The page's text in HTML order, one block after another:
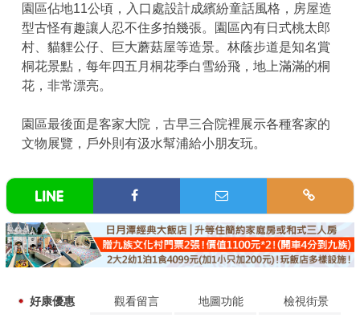
園區佔地11公頃，入口處設計成繽紛童話風格，房屋造
型古怪有趣讓人忍不住多拍幾張。園區內有日式桃太郎
村、貓貍公仔、巨大蘑菇屋等造景。林蔭步道是知名賞
桐花景點，每年四五月桐花季白雪紛飛，地上滿滿的桐
花，非常漂亮。
園區最後面是客家大院，古早三合院裡展示各種客家的
文物展覽，戶外則有汲水幫浦給小朋友玩。
好康優惠 觀看留言 地圖功能 檢視街景